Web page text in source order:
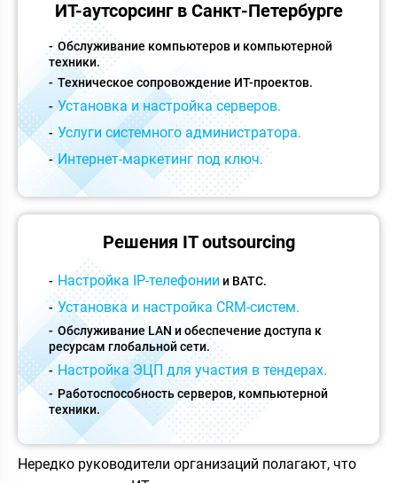
ИТ-аутсорсинг в Санкт-Петербурге
Обслуживание компьютеров и компьютерной
техники.
Техническое сопровождение ИТ-проектов.
Установка и настройка серверов.
Услуги системного администратора.
Интернет-маркетинг под ключ.
Решения IT outsourcing
Настройка IP-телефонии и ВАТС.
Установка и настройка CRM-систем.
Обслуживание LAN и обеспечение доступа к
ресурсам глобальной сети.
Настройка ЭЦП для участия в тендерах.
Работоспособность серверов, компьютерной
техники.
Нередко руководители организаций полагают, что